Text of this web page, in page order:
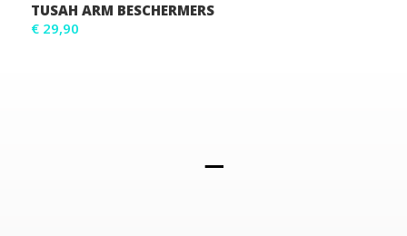
TUSAH ARM BESCHERMERS
€ 29,90